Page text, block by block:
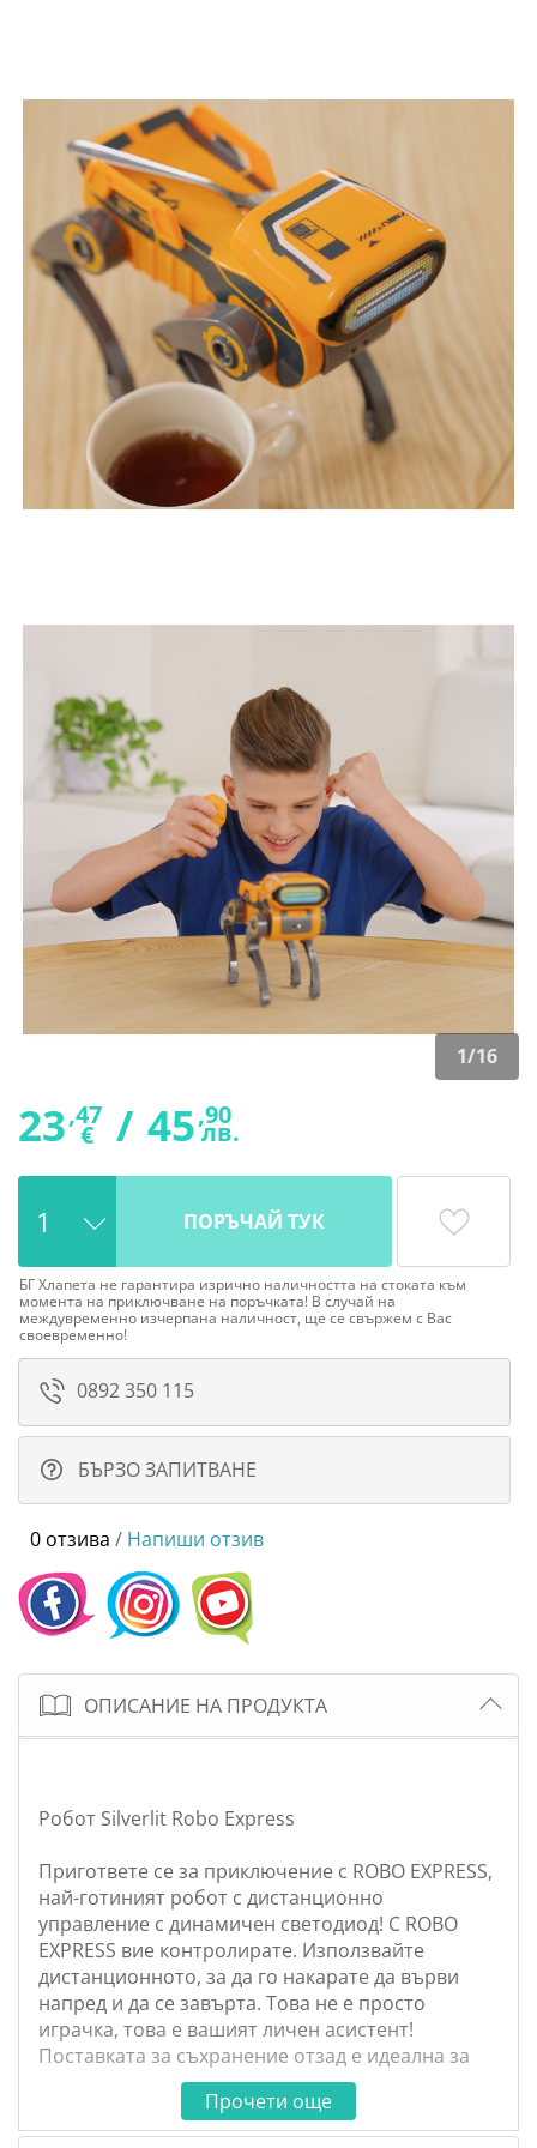
1/16
23,47
€ / 45,90
лв.
ПОРЪЧАЙ ТУК
БГ Хлапета не гарантира изрично наличността на стоката към
момента на приключване на поръчката! В случай на
междувременно изчерпана наличност, ще се свържем с Вас
своевременно!
0892 350 115
БЪРЗО ЗАПИТВАНЕ
0 отзива / Напиши отзив
ОПИСАНИЕ НА ПРОДУКТА
Робот Silverlit Robo Еxpress
Пригответе се за приключение с ROBO EXPRESS,
най-готиният робот с дистанционно
управление с динамичен светодиод! С ROBO
EXPRESS вие контролирате. Използвайте
дистанционното, за да го накарате да върви
напред и да се завърта. Това не е просто
играчка, това е вашият личен асистент!
Поставката за съхранение отзад е идеална за
пренасяне на малки предмети и закуски. Просто
ги сложете и гледайте как ROBO EXPRESS ги носи
вместо вас! Но това не е всичко! ROBO EXPRESS
Прочети още